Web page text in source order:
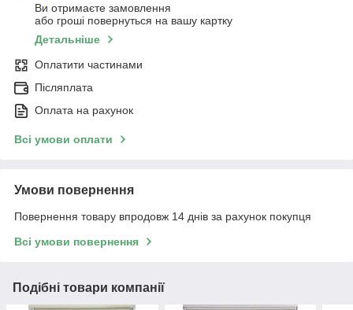
Ви отримаєте замовлення
або гроші повернуться на вашу картку
Детальніше
Оплатити частинами
Післяплата
Оплата на рахунок
Всі умови оплати
Умови повернення
Повернення товару впродовж 14 днів за рахунок покупця
Всі умови повернення
Подібні товари компанії